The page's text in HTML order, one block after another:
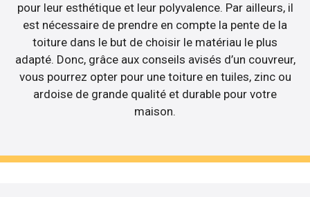
pour leur esthétique et leur polyvalence. Par ailleurs, il
est nécessaire de prendre en compte la pente de la
toiture dans le but de choisir le matériau le plus
adapté. Donc, grâce aux conseils avisés d’un couvreur,
vous pourrez opter pour une toiture en tuiles, zinc ou
ardoise de grande qualité et durable pour votre
maison.